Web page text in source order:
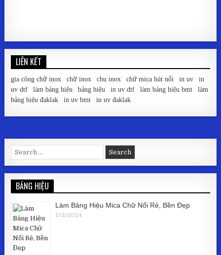
LIÊN KẾT
gia công chữ inox |chữ inox |chu inox |chữ mica hút nổi |in uv |in
uv dtf |làm bảng hiệu |bảng hiệu |in uv dtf |làm bảng hiệu bmt |làm
bảng hiệu đaklak |in uv bmt |in uv đaklak
Search for:
BẢNG HIỆU
Làm Bảng Hiệu Mica Chữ Nổi Rẻ, Bền Đẹp
15/11/2024